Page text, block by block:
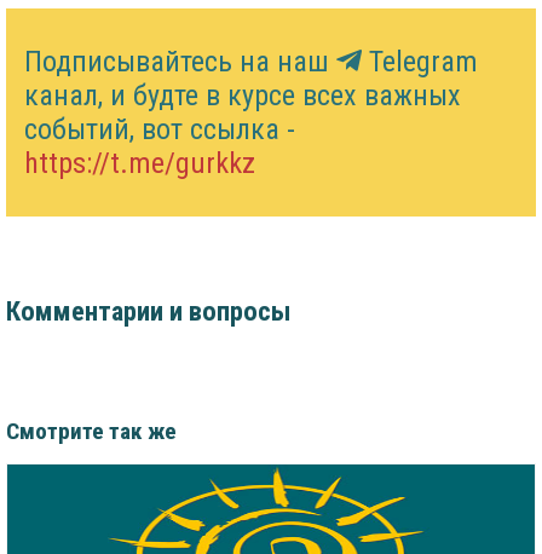
Подписывайтесь на наш
Telegram
канал, и будте в курсе всех важных
событий, вот ссылка -
https://t.me/gurkkz
Комментарии и вопросы
Смотрите так же